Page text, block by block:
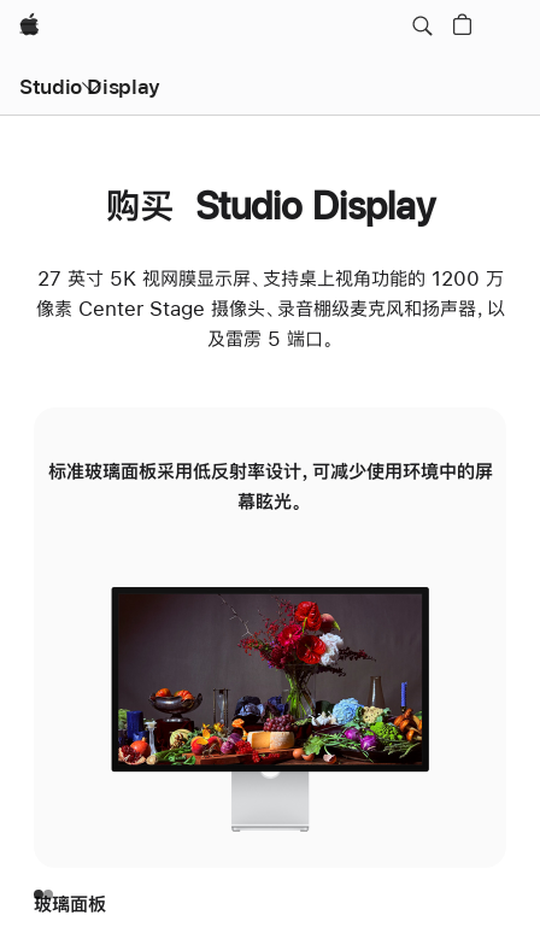
Apple
Studio Display
购买 Studio Display
27 英寸 5K 视网膜显示屏、支持桌上视角功能的 1200 万
像素 Center Stage 摄像头、录音棚级麦克风和扬声器，以
及雷雳 5 端口。
标准玻璃面板采用低反射率设计，可减少使用环境中的屏
幕眩光。
玻璃面板